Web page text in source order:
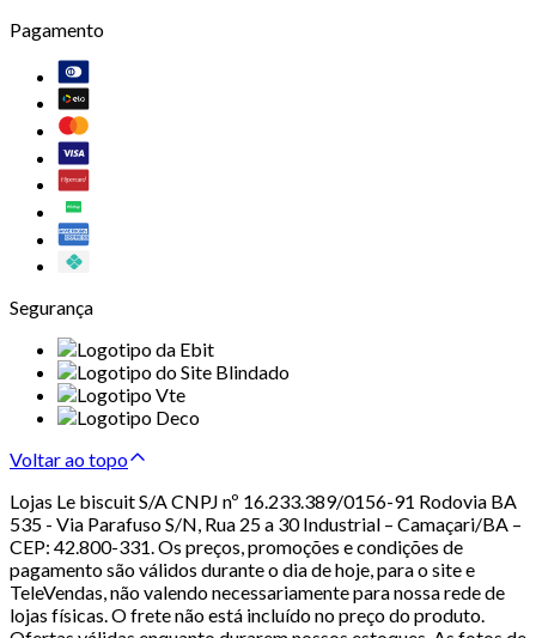
Pagamento
Segurança
Voltar ao topo
Lojas Le biscuit S/A CNPJ nº 16.233.389/0156-91 Rodovia BA
535 - Via Parafuso S/N, Rua 25 a 30 Industrial – Camaçari/BA –
CEP: 42.800-331. Os preços, promoções e condições de
pagamento são válidos durante o dia de hoje, para o site e
TeleVendas, não valendo necessariamente para nossa rede de
lojas físicas. O frete não está incluído no preço do produto.